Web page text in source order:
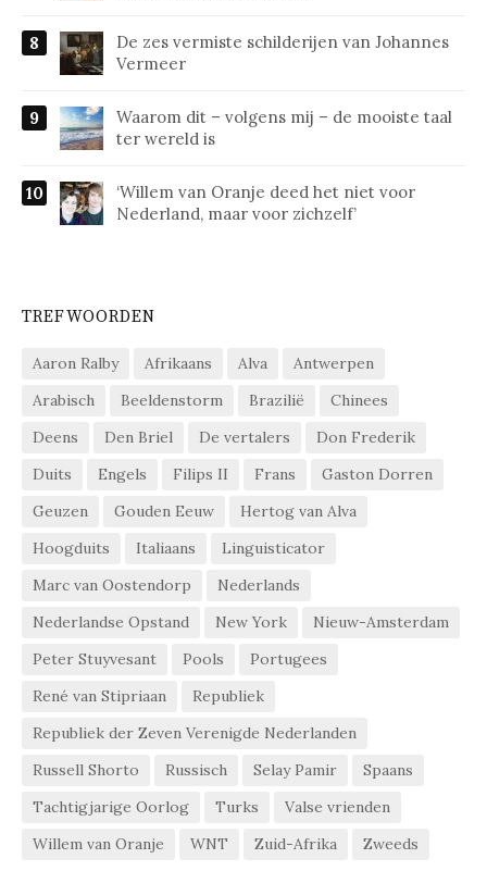
De zes vermiste schilderijen van Johannes
Vermeer
Waarom dit – volgens mij – de mooiste taal
ter wereld is
‘Willem van Oranje deed het niet voor
Nederland, maar voor zichzelf’
TREFWOORDEN
Aaron Ralby Afrikaans Alva
Antwerpen
Arabisch
Beeldenstorm Brazilië
Chinees
Deens
Den Briel De vertalers
Don Frederik
Duits
Engels Filips II Frans
Gaston Dorren
Geuzen
Gouden Eeuw
Hertog van Alva
Hoogduits
Italiaans
Linguisticator
Marc van Oostendorp
Nederlands
Nederlandse Opstand
New York
Nieuw-Amsterdam
Peter Stuyvesant
Pools
Portugees
René van Stipriaan
Republiek
Republiek der Zeven Verenigde Nederlanden
Russell Shorto
Russisch Selay Pamir
Spaans
Tachtigjarige Oorlog
Turks
Valse vrienden
Willem van Oranje
WNT Zuid-Afrika Zweeds